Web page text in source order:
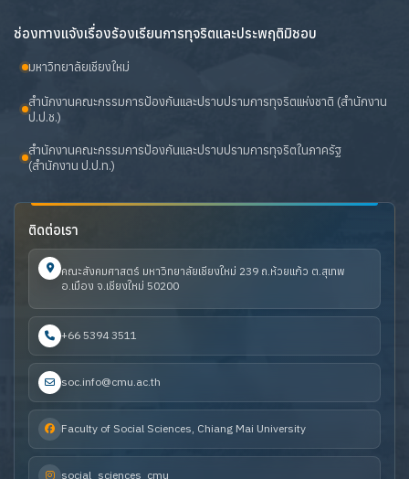
ช่องทางแจ้งเรื่องร้องเรียนการทุจริตและประพฤติมิชอบ
มหาวิทยาลัยเชียงใหม่
สำนักงานคณะกรรมการป้องกันและปราบปรามการทุจริตแห่งชาติ (สำนักงาน
ป.ป.ช.)
สำนักงานคณะกรรมการป้องกันและปราบปรามการทุจริตในภาครัฐ
(สำนักงาน ป.ป.ท.)
ติดต่อเรา
คณะสังคมศาสตร์ มหาวิทยาลัยเชียงใหม่ 239 ถ.ห้วยแก้ว ต.สุเทพ
อ.เมือง จ.เชียงใหม่ 50200
+66 5394 3511
soc.info@cmu.ac.th
Faculty of Social Sciences, Chiang Mai University
social_sciences_cmu